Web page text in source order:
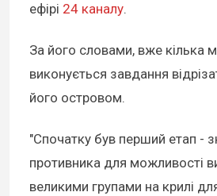
ефірі 24 каналу.
За його словами, вже кілька
виконується завдання
його островом.
"Спочатку був перший етап -
противника для можливості
великими групами на крилі